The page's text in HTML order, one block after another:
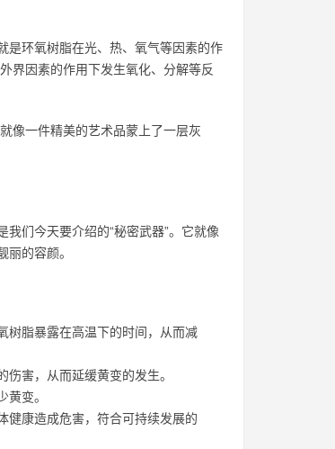
是环氧树脂在光、热、氧气等因素的作
界因素的作用下发生氧化、分解等反
像一件精美的艺术品蒙上了一层灰
们今天要介绍的“秘密武器”。它就像
的容颜。
树脂暴露在高温下的时间，从而减
害，从而延缓黄变的发生。
变。
健康造成危害，符合可持续发展的